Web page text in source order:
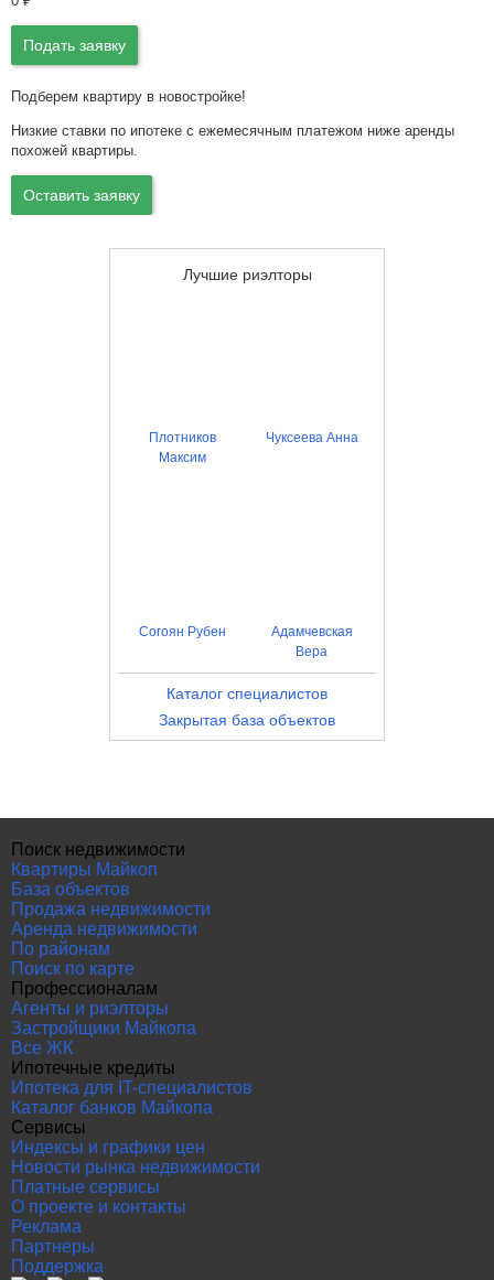
Подать заявку
Подберем квартиру в новостройке!
Низкие ставки по ипотеке с ежемесячным платежом ниже аренды
похожей квартиры.
Оставить заявку
Лучшие риэлторы
Плотников
Максим
Чуксеева Анна
Согоян Рубен
Адамчевская
Вера
Каталог специалистов
Закрытая база объектов
Поиск недвижимости
Квартиры Майкоп
База объектов
Продажа недвижимости
Аренда недвижимости
По районам
Поиск по карте
Профессионалам
Агенты и риэлторы
Застройщики Майкопа
Все ЖК
Ипотечные кредиты
Ипотека для IT-специалистов
Каталог банков Майкопа
Сервисы
Индексы и графики цен
Новости рынка недвижимости
Платные сервисы
О проекте и контакты
Реклама
Партнеры
Поддержка